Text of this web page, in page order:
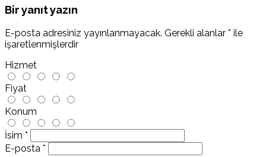
Bir yanıt yazın
E-posta adresiniz yayınlanmayacak. Gerekli alanlar * ile
işaretlenmişlerdir
Hizmet
Fiyat
Konum
İsim *
E-posta *